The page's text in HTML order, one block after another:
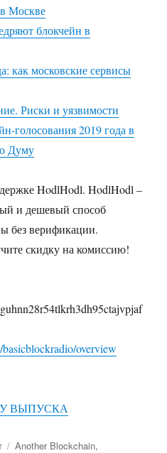
Москве
блокчейн в
как московские сервисы
Риски и уязвимости
голосования 2019 года в
Думу
HodlHodl. HodlHodl –
и дешевый способ
без верификации.
скидку на комиссию!
overview
ВЫПУСКА
Метки
Another Blockchain,